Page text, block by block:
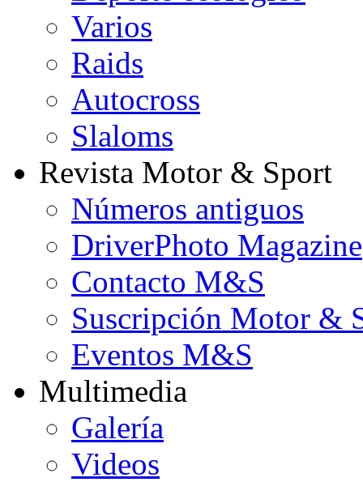
Varios
Raids
Autocross
Slaloms
Revista Motor & Sport
Números antiguos
DriverPhoto Magazine
Contacto M&S
Suscripción Motor &
Eventos M&S
Multimedia
Galería
Videos